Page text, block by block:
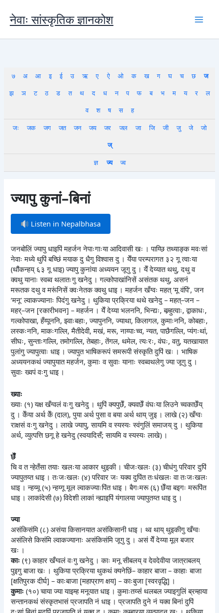
content
नेवाः सांस्कृतिक ज्ञानकोश
७ अ आ इ ई उ ऋ ए ऐ ओ क ख ग घ च छ
ज
झ
ञ ट ठ ड त थ द ध न प फ ब भ म य र
ल
व
श ष स
ह
जः
जक जग जत जन जय जर जल जा जि जी जु जे
जो
ज्
ज्ञ
ज्य ज्व
ज्यापु कुनां–बिनां
Listen in Nepalbhasa
जनबोलिं ज्यापु धाइपिं महर्जन नेपाःगाःया आदिवासी खः । पाय्छि तथ्याङ्क मवःसां
नेवाः मध्ये थुपिं बच्छिं मयाक दु धैगु विश्वास दु । येँया परम्परागत ३२ गू त्वाःया
(थौंकन्हय् ६३ गू धाइ) ज्यापु कुनांया अध्ययन जूगु दु । येँ देय्यात थथु, दथु व
क्वथु यानाः स्वब्व थलातःगु खनेदु । गल्कोपाखांनिसें असंतक थथु, असनं
मरूतक दथु व मरूंनिसें क्वःनेतक क्वथु धाइ । महर्जन खँग्वः महत् ‘मू वंपिं’, जन
‘मनू’ ल्वाकज्यानाः पिदंगु खनेदु । थुकिया प्रक्रिया थथे खनेदु – महत्–जन –
महर्–जन [रकारीभवन] – महर्जन । येँ देय्या भलननि, भिन्द्यः, बम्र्हुत्वाः, द्वाकाधः,
गल्कोपाखा, हँय्पूननि, झ्वाःबहाः, ज्यापुननि, ज्याथा, किलागल, कुमाःननि, कोबहाः,
लस्कःननि, माकःगल्लि, मैतीदेवी, मखं, मरू, नाय्पाःच्व, न्यत, पाछैगल्लि, प्यंगःथां,
सीघः, सुन्ताःगल्लि, तमोगल्लि, तेबहाः, तेंगल, थमेल, त्यःरः, वंघः, वतु, यतखायात
पुलांगु ज्यापुत्वाः धाइ । ज्यापुत भाषिकरूपं समरूपी संस्कृति दुपिं खः । भाषिक
अध्ययनकथं ज्यापुयात महर्जन, कुमाः व सुवाः यानाः स्वब्वथलेगु ज्या जूगु दु ।
सुवाः ख्वपं वःगु धाइ ।
ख्याः
ख्याः (१) यक्ष खँग्वलं वःगु खनेदु । थुपिं क्यपुछेँ, क्यवछेँ वंघःया लिउने च्वकाछेँय्
दु । केँया अर्थ केँ (दाल), पुया अर्थ पुसा व बया अर्थ थाय् जुइ । लाखे (२) खँग्वः
राक्षसं वःगु खनेदु । लाखे ज्यापु, सायमि व स्यस्यः स्वंगुलिं समाजय् दु । थुकिया
अर्थ, व्युत्पत्ति छगू हे खनेदु (स्वयादिसँ; सायमि व स्यस्यः लाखे) ।
छेँ
चि व त न्हेतँसा तयाः खलःया आकार थुइकी । चीजःखलः (३) चीधंगु परिवार दुपिं
ज्यापुतय्त धाइ । तःजःखलः (४) परिवार जः यक्व दुपिंत तःधंखलः वा तःजःखलः
धाइ । न्हय्मू (५) न्हय्गू मूल ल्वाकज्याःपिंत धाइ । बैगःमरू (६) छेँया बइगः मरूपिंत
धाइ । लाकांदेसी (७) विदेशी लाकां न्ह्याइपिं यंगालया ज्यापुतय्त धाइ दु ।
ज्या
असंकिसंमि (८) असंया किसानयात असंकिसानी धाइ । थ्व थाय् थुइकीगु खँग्वः
असंलिसे किसंमि ल्वाकज्यानाः असंकिसंमि जूगु दु । असं येँ देय्या मूल बजार
खः ।
काः (९) काहार खँग्वलं वःगु खनेदु । काः मनू सीबलय् व देवदेवीया जात्राबलय्
पुइगु बाजा खः । थुकिया प्रक्रिया थुकथं क्यनेछिं– काहार बाजा – काहाः बाजा
[क्षतिपुरक दीर्घ] – काःबाजा [महाप्राण क्षय] – काःबुजा [स्वरवृद्धि] ।
कुमाः (१०) चाया ज्या याइम्ह मनूयात धाइ । कुमाःतय्संं थलबल ज्याइगुलिं ब्रम्हाया
सन्तानकथं संस्कृतभासं प्रजापति नं धाइ । प्रजापति दुने नं यक्व बिनां दुपिं